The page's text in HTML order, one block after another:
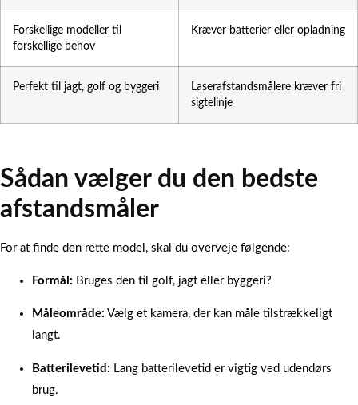
Forskellige modeller til
forskellige behov
Kræver batterier eller opladning
Perfekt til jagt, golf og byggeri
Laserafstandsmålere kræver fri
sigtelinje
Sådan vælger du den bedste
afstandsmåler
For at finde den rette model, skal du overveje følgende:
Formål: Bruges den til golf, jagt eller byggeri?
Måleområde: Vælg et kamera, der kan måle tilstrækkeligt
langt.
Batterilevetid: Lang batterilevetid er vigtig ved udendørs
brug.